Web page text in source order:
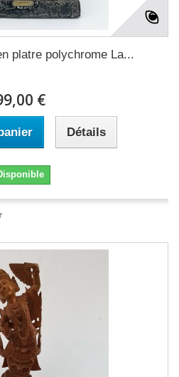
platre polychrome La...
€
Détails